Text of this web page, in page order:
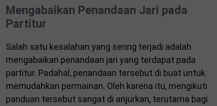
Mengabaikan Penandaan Jari pada
Partitur
Salah satu kesalahan yang sering terjadi adalah
mengabaikan penandaan jari yang terdapat pada
partitur. Padahal, penandaan tersebut di buat untuk
memudahkan permainan. Oleh karena itu, mengikuti
panduan tersebut sangat di anjurkan, terutama bagi